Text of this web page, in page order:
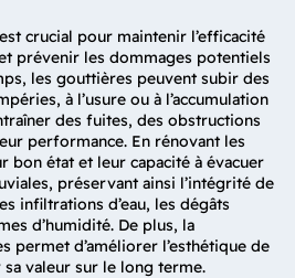
crucial pour maintenir l’efficacité
prévenir les dommages potentiels
les gouttières peuvent subir des
à l’usure ou à l’accumulation
des fuites, des obstructions
performance. En rénovant les
bon état et leur capacité à évacuer
préservant ainsi l’intégrité de
infiltrations d’eau, les dégâts
d’humidité. De plus, la
permet d’améliorer l’esthétique de
valeur sur le long terme.